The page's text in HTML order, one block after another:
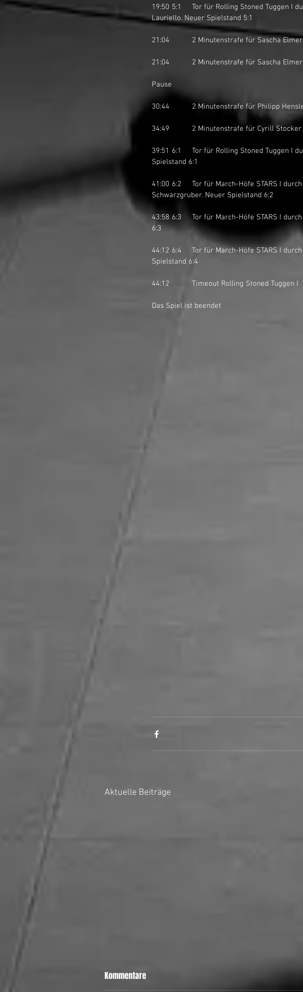
19:50	5:1	Tor für Rolling Stoned Tuggen I durch Shahry Amini auf Pass von Cyrill Stocker und Alessandro
Lauriello. Neuer Spielstand 5:1
21:04		2 Minutenstrafe für Sascha
21:04		2 Minutenstrafe für Sascha
Pause
30:44		2 Minutenstrafe für Philipp
34:49		2 Minutenstrafe für Cyrill
39:51	6:1	Tor für Rolling Stoned Tuggen I durch Raffael Guntlin auf Pass von Adrian Schnellmann. Neuer
Spielstand 6:1
41:00	6:2	Tor für March-Höfe STARS I durch Philipp Schirmer auf Pass von Sascha Elmer und Sebastian
Schwarzgruber. Neuer Spielstand 6:2
43:58	6:3	Tor für March-Höfe STARS I durch Pascal Mächler auf Pass von Christophe Rüedi. Neuer Spielstand
6:3
44:12	6:4	Tor für March-Höfe STARS I durch Sascha Elmer auf Pass von Sebastian Schwarzgruber. Neuer
Spielstand 6:4
44:12		Timeout Rolling Stoned Tuggen I
Das Spiel ist beendet
Aktuelle Beiträge
Kommentare